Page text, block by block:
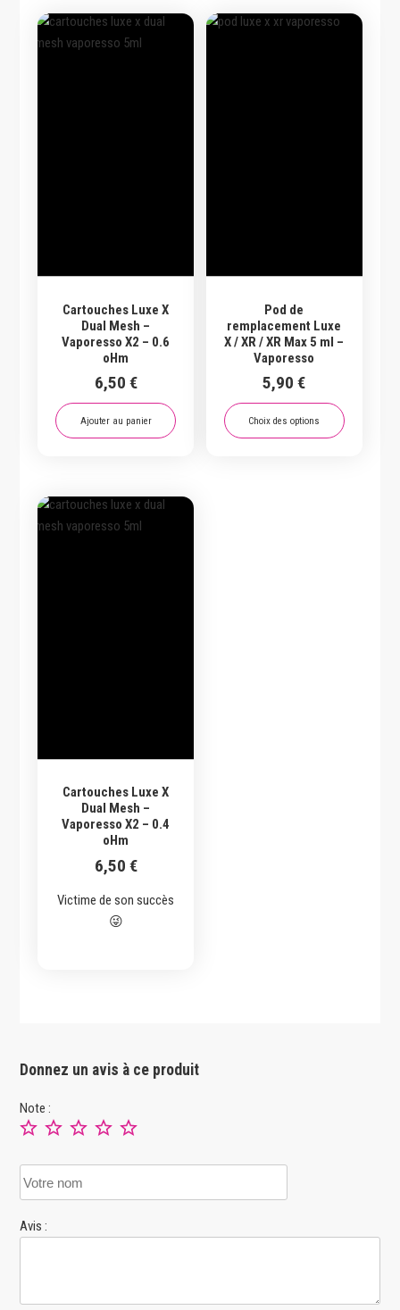
Cartouches Luxe X
Dual Mesh –
Vaporesso X2 – 0.6
oHm
6,50 €
Ajouter au panier
Pod de
remplacement Luxe
X / XR / XR Max 5 ml –
Vaporesso
5,90€
Choix des options
Cartouches Luxe X
Dual Mesh –
Vaporesso X2 – 0.4
oHm
6,50 €
Victime de son succès
😜
Donnez un avis à ce produit
Note :
Avis :